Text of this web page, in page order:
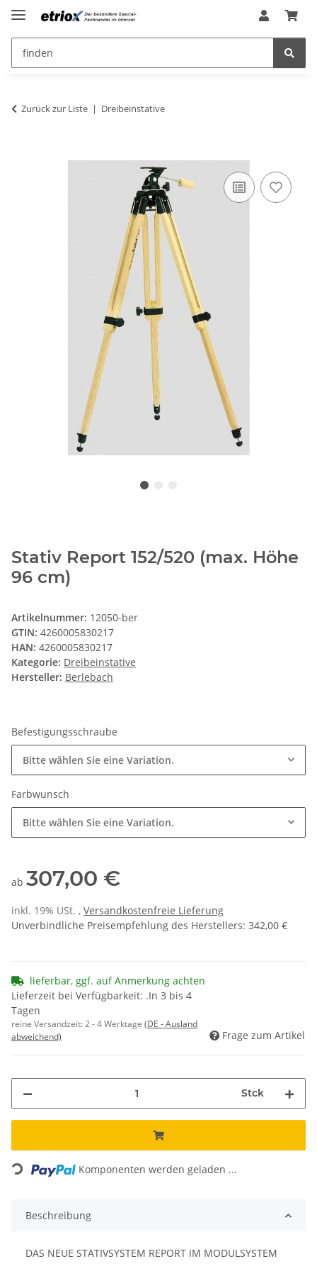
Zurück zur Liste Dreibeinstative
Stativ Report 152/520 (max. Höhe
96 cm)
Artikelnummer: 12050-ber
GTIN: 4260005830217
HAN: 4260005830217
Kategorie: Dreibeinstative
Hersteller: Berlebach
Befestigungsschraube
Bitte wählen Sie eine Variation.
Farbwunsch
Bitte wählen Sie eine Variation.
ab 307,00 €
inkl. 19% USt. , Versandkostenfreie Lieferung
Unverbindliche Preisempfehlung des Herstellers: 342,00 €
lieferbar, ggf. auf Anmerkung achten
Lieferzeit bei Verfügbarkeit: .In 3 bis 4
Tagen
reine Versandzeit:2 - 4 Werktage (DE - Ausland
abweichend)
Frage zum Artikel
Stck
Loading... Komponenten werden geladen ...
Beschreibung
DAS NEUE STATIVSYSTEM REPORT IM MODULSYSTEM